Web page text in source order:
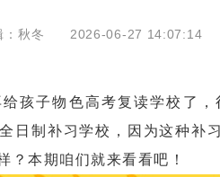
：秋冬 2026-06-27 14:07:14
子物色高考复读学校了，
日制补习学校，因为这种补
？本期咱们就来看看吧！